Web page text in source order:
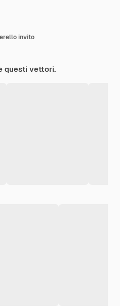
invito
questi vettori.